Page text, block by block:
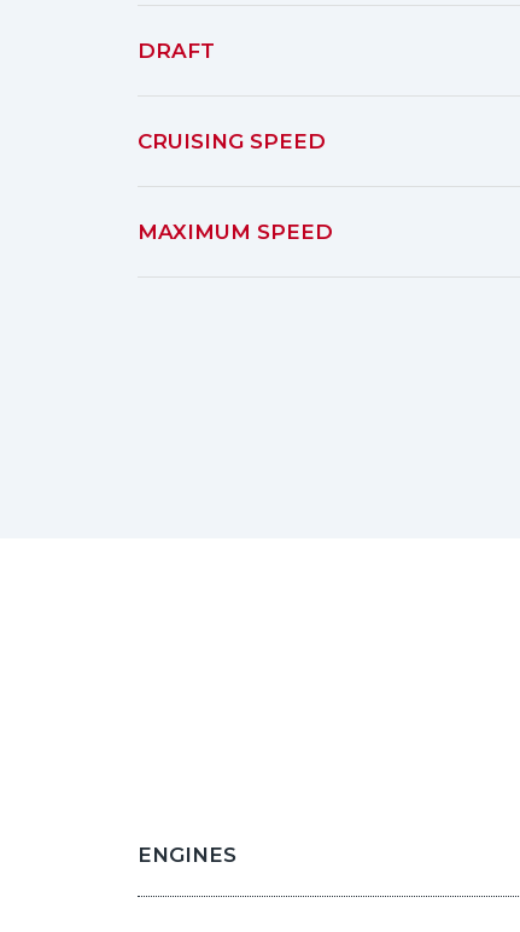
DRAFT
CRUISING SPEED
MAXIMUM SPEED
ENGINES